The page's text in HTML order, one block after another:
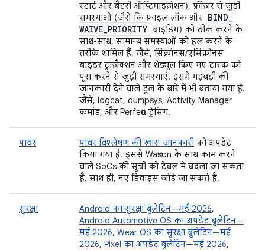
स्टार्ट और बैटरी ऑप्टिमाइज़ेशन), फ़्रीज़र से जुड़ी
समस्याओं (जैसे कि फ़ाइल लॉक और BIND_
WAIVE_PRIORITY बाइंडिंग) को ठीक करने के
साथ-साथ, सामान्य समस्याओं को हल करने के
तरीके शामिल हैं. जैसे, सिंक्रोनस/एसिंक्रोनस
बाइंडर ट्रांज़ैक्शन और शेड्यूल किए गए टास्क को
पूरा करने से जुड़ी समस्याएं. इसमें गड़बड़ी की
जानकारी देने वाले टूल के बारे में भी बताया गया है.
जैसे, logcat, dumpsys, Activity Manager
कमांड, और Perfetto ट्रेसिंग.
पावर पावर विश्लेषण की खास जानकारी को अपडेट
किया गया है. इससे Wattson के साथ काम करने
वाले SoCs की सूची को टेबल में बदला जा सकता
है. साथ ही, नए डिवाइस जोड़े जा सकते हैं.
सुरक्षा Android का सुरक्षा बुलेटिन—मई 2026,
Android Automotive OS का अपडेट बुलेटिन—
मई 2026, Wear OS का सुरक्षा बुलेटिन—मई
2026, Pixel का अपडेट बुलेटिन—मई 2026,